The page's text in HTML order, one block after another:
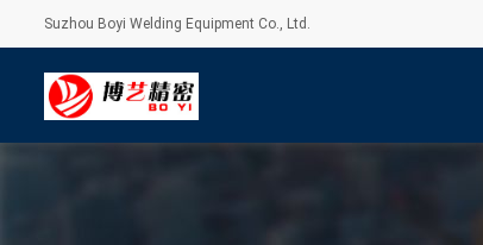
Suzhou Boyi Welding Equipment Co., Ltd.